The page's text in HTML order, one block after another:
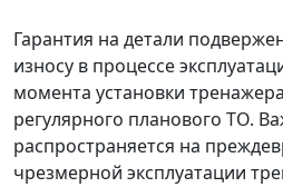
Гарантия на детали
износу в процессе
момента установки
регулярного планового ТО.
распространяется на
чрезмерной эксплуатации